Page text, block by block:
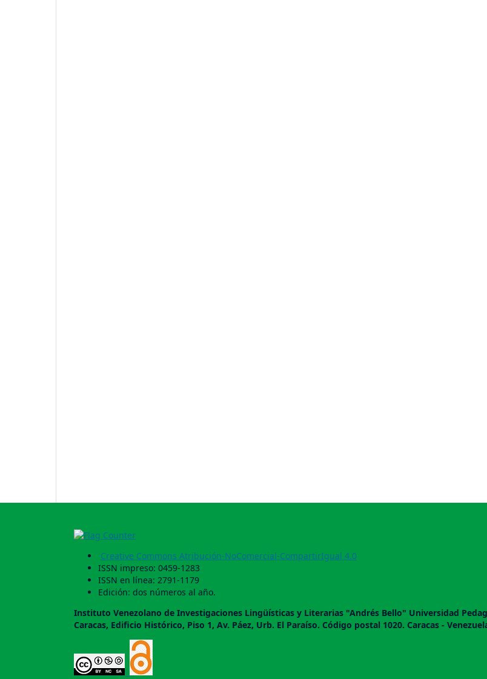
Creative Commons Atribución-NoComercial-CompartirIgual 4.0
ISSN impreso: 0459-1283
ISSN en línea: 2791-1179
Edición: dos números al año.
Instituto Venezolano de Investigaciones Lingüí­sticas y Literarias "Andrés Bello" Universidad
Caracas, Edificio Histórico, Piso 1, Av. Páez, Urb. El Paraí­so. Código postal 1020. Caracas -